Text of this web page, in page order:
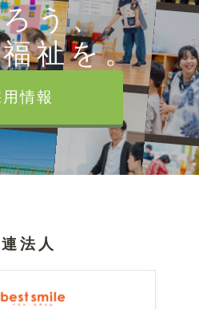
う、
祉を。
情報
法人